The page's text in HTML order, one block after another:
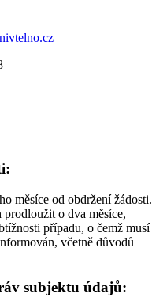
měsíce od obdržení žádosti.
o dva měsíce,
případu, o čemž musí
včetně důvodů
subjektu údajů: